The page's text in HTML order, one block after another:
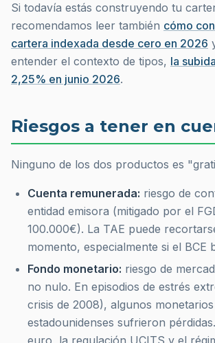
Si todavía estás construyendo tu
recomendamos leer también cómo
cartera indexada desde cero en 2026
entender el contexto de tipos, la
2,25% en junio 2026.
Riesgos a tener en
Ninguno de los dos productos es
Cuenta remunerada: riesgo de
entidad emisora (mitigado por el
100.000€). La TAE puede
momento, especialmente si el BCE
Fondo monetario: riesgo de
no nulo. En episodios de estrés
crisis de 2008), algunos monetarios
estadounidenses sufrieron
euro, la regulación UCITS y el